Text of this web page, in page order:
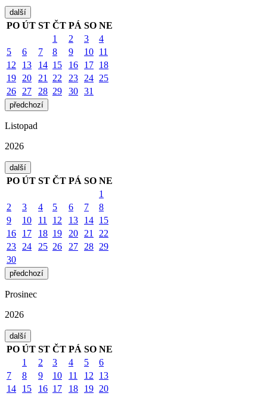
další
PO ÚT ST ČT PÁ SO NE
1
2 3
4
5
6 7 8 9 10 11
12
13 14 15 16 17 18
19 20 21 22 23 24 25
26 27 28 29 30 31
předchozí
Listopad
2026
další
PO ÚT ST ČT PÁ SO NE
1
2
3 4 5 6 7
8
9
10 11 12 13 14 15
16
17 18 19 20 21 22
23 24 25 26 27 28 29
30
předchozí
Prosinec
2026
další
PO ÚT ST ČT PÁ SO NE
1
2 3 4 5
6
7
8 9 10 11 12 13
14
15 16 17 18 19 20